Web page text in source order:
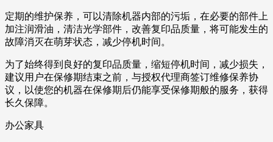
定期的维护保养，可以清除机器内部的污垢，在必要的部件上
加注润滑油，清洁光学部件，改善复印品质量，将可能发生的
故障消灭在萌芽状态，减少停机时间。
为了始终得到良好的复印品质量，缩短停机时间，减少损失，
建议用户在保修期结束之前，与授权代理商签订维修保养协
议，以使您的机器在保修期后仍能享受保修期般的服务，获得
长久保障。
办公家具